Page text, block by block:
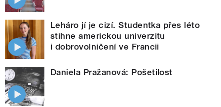
Leháro jí je cizí. Studentka přes léto
stihne americkou univerzitu
i dobrovolničení ve Francii
Daniela Pražanová: Pošetilost